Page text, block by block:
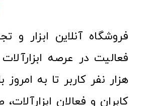
هزار نفر کاربر تا به
کابران و فعالان